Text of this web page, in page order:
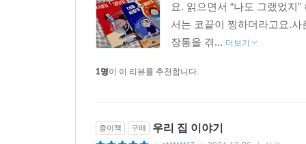
요. 읽으면서 “나도 그랬었지
서는 코끝이 찡하더라고요.
장통을 겪... 더보기
1명이 이 리뷰를 추천합니다.
종이책 구매 우리 집 이야기